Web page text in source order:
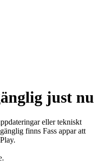
just nu
eller tekniskt
finns Fass appar att